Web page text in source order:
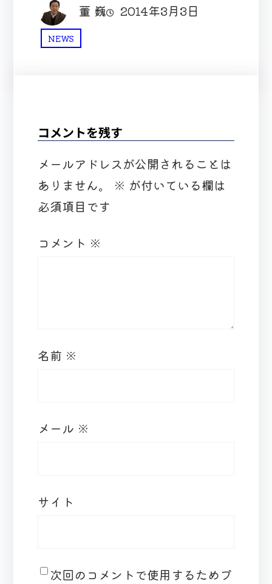
董 巍 2014年3月3日
NEWS
コメントを残す
メールアドレスが公開されることは
ありません。
※ が付いている欄は
必須項目です
コメント ※
名前 ※
メール ※
サイト
次回のコメントで使用するためブ